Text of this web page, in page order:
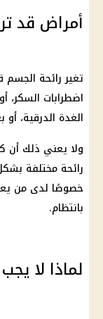
أمراض قد
تغير رائحة الجسم
اضطرابات السكر،
الغدة الدرقية،
ولا يعني ذلك
رائحة مختلفة
خصوصًا لدى من
بانتظام.
لماذا لا